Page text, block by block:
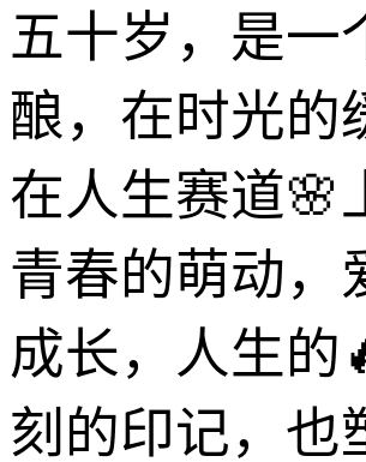
五十岁，是一
酿，在时光的
在人生赛道🌸
青春的萌动，
成长，人生的
刻的印记，也